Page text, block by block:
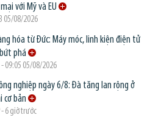
với Mỹ và EU
05/08/2026
hóa từ Đức: Máy móc, linh kiện điện tử
phá
- 09:05 05/08/2026
nghiệp ngày 6/8: Đà tăng lan rộng ở
bản
- 6 giờ trước